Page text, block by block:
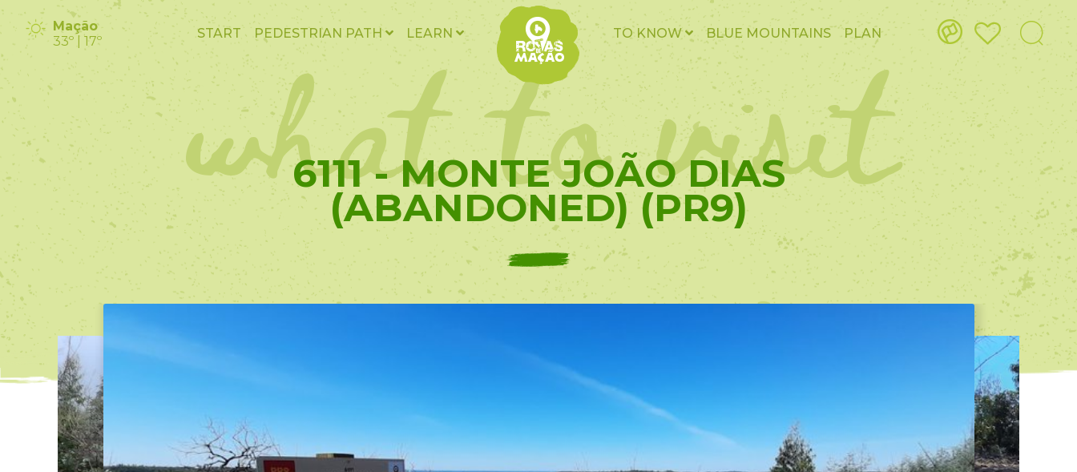
Mação
33º | 17º
START PEDESTRIAN PATH LEARN TO KNOW BLUE MOUNTAINS PLAN
what to visit
6111 - MONTE JOÃO DIAS
(ABANDONED) (PR9)